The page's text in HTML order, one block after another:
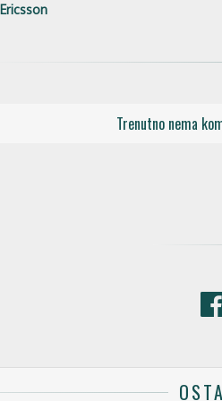
Ericsson
Trenutno nema